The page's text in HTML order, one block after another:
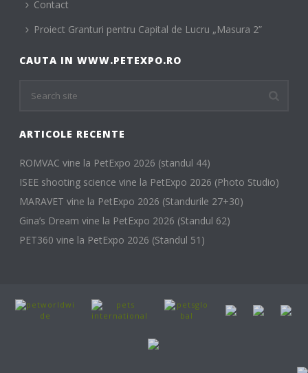
Contact
Proiect Granturi pentru Capital de Lucru „Masura 2”
CAUTA IN WWW.PETEXPO.RO
ARTICOLE RECENTE
ROMVAC vine la PetExpo 2026 (standul 44)
ISEE shooting science vine la PetExpo 2026 (Photo Studio)
MARAVET vine la PetExpo 2026 (Standurile 27+30)
Gina’s Dream vine la PetExpo 2026 (Standul 62)
PET360 vine la PetExpo 2026 (Standul 51)